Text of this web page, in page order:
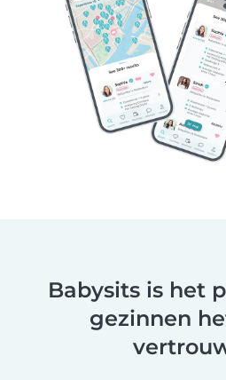
Babysits is het
gezinnen